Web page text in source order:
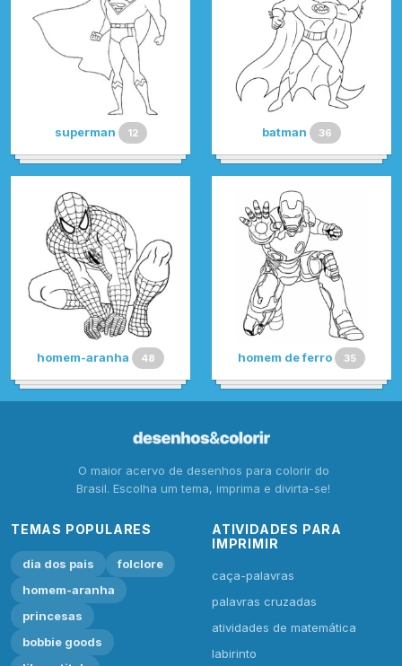
superman 12 batman 36
homem-aranha 48 homem de ferro 35
O maior acervo de desenhos para colorir do
Brasil. Escolha um tema, imprima e divirta-se!
TEMAS POPULARES
dia dos pais
folclore
homem-aranha
princesas
bobbie goods
ATIVIDADES PARA
IMPRIMIR
caça-palavras
palavras cruzadas
atividades de matemática
labirinto